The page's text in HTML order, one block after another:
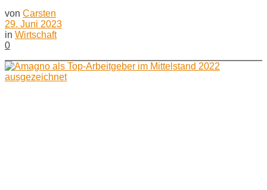
von Carsten
29. Juni 2023
in Wirtschaft
0